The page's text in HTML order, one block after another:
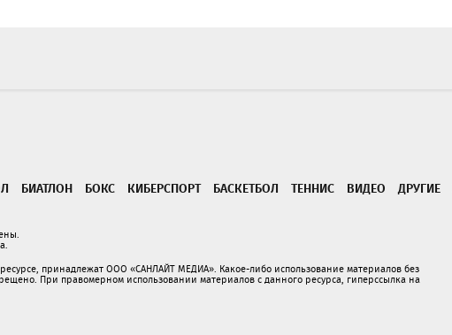
БИАТЛОН БОКС КИБЕРСПОРТ БАСКЕТБОЛ ТЕННИС ВИДЕО ДРУГИЕ
принадлежат ООО «САНЛАЙТ МЕДИА». Какое-либо использование материалов без
При правомерном использовании материалов с данного ресурса, гиперссылка на